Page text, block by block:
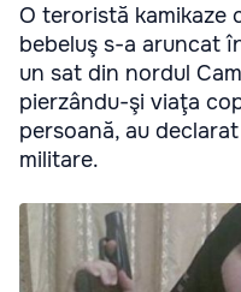
O teroristă kamikaze
bebeluş s-a aruncat
un sat din nordul
pierzându-şi viaţa
persoană, au
militare.